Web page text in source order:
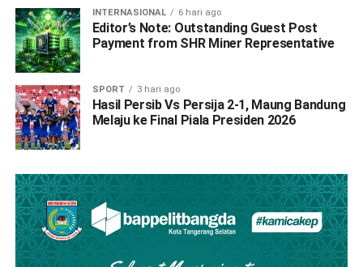
INTERNASIONAL 6 hari ago
Editor’s Note: Outstanding Guest Post
Payment from SHR Miner Representative
SPORT 3 hari ago
Hasil Persib Vs Persija 2-1, Maung Bandung
Melaju ke Final Piala Presiden 2026